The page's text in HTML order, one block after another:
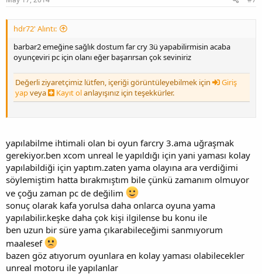
hdr72' Alıntı:
barbar2 emeğine sağlık dostum far cry 3ü yapabilirmisin acaba
oyunçeviri pc için olanı eğer başarırsan çok seviniriz
Değerli ziyaretçimiz lütfen, içeriği görüntüleyebilmek için
Giriş
yapveya Kayıt olanlayışınız için teşekkürler.
yapılabilme ihtimali olan bi oyun farcry 3.ama uğraşmak
gerekiyor.ben xcom unreal le yapıldığı için yani yaması kolay
yapılabildiği için yaptım.zaten yama olayına ara verdiğimi
söylemiştim hatta bırakmıştım bile çünkü zamanım olmuyor
ve çoğu zaman pc de değilim
sonuç olarak kafa yorulsa daha onlarca oyuna yama
yapılabilir.keşke daha çok kişi ilgilense bu konu ile
ben uzun bir süre yama çıkarabileceğimi sanmıyorum
maalesef
bazen göz atıyorum oyunlara en kolay yaması olabilecekler
unreal motoru ile yapılanlar